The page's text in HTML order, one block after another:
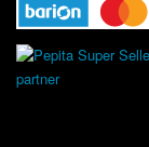
partner